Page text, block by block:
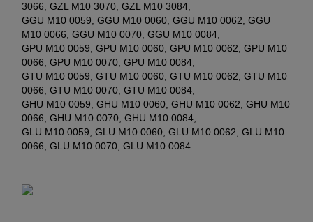
3066, GZL M10 3070, GZL M10 3084,
GGU M10 0059, GGU M10 0060, GGU M10 0062, GGU
M10 0066, GGU M10 0070, GGU M10 0084,
GPU M10 0059, GPU M10 0060, GPU M10 0062, GPU M10
0066, GPU M10 0070, GPU M10 0084,
GTU M10 0059, GTU M10 0060, GTU M10 0062, GTU M10
0066, GTU M10 0070, GTU M10 0084,
GHU M10 0059, GHU M10 0060, GHU M10 0062, GHU M10
0066, GHU M10 0070, GHU M10 0084,
GLU M10 0059, GLU M10 0060, GLU M10 0062, GLU M10
0066, GLU M10 0070, GLU M10 0084